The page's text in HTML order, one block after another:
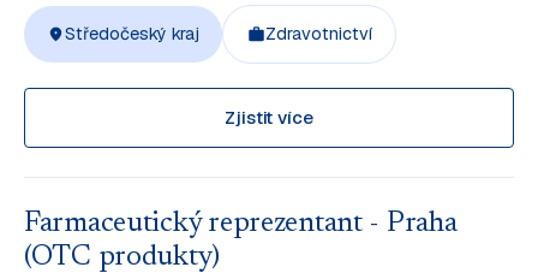
Středočeský kraj Zdravotnictví
Zjistit více
Farmaceutický reprezentant - Praha
(OTC produkty)